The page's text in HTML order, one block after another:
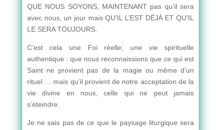
QUE NOUS SOYONS, MAINTENANT pas qu’il sera
avec nous, un jour mais QU’IL L’EST DÉJÀ ET QU’IL
LE SERA TOUJOURS.
C’est cela une Foi réelle; une vie spirituelle
authentique : que nous reconnaissions que ce qui est
Saint ne provient pas de la magie ou même d’un
rituel … mais qu’il provient de notre acceptation de la
vie divine en nous, celle qui ne peut jamais
s’éteindre.
Je ne sais pas de ce que le paysage liturgique sera